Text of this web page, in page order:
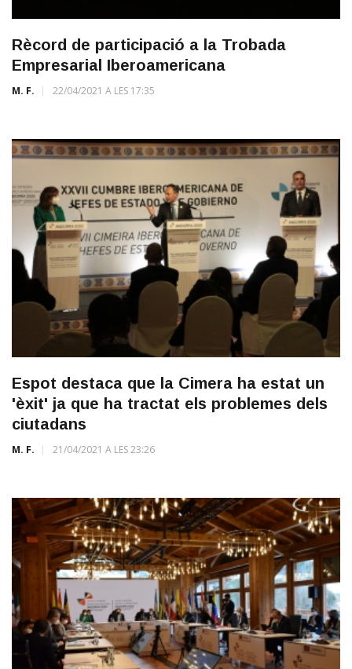
Rècord de participació a la Trobada
Empresarial Iberoamericana
M. F. 22/04/2021 A LES 17:35
Espot destaca que la Cimera ha estat un
'èxit' ja que ha tractat els problemes dels
ciutadans
M. F. 21/04/2021 A LES 23:26